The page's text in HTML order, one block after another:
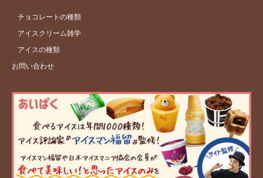
チョコレートの種類
アイスクリーム雑学
アイスの種類
お問い合わせ